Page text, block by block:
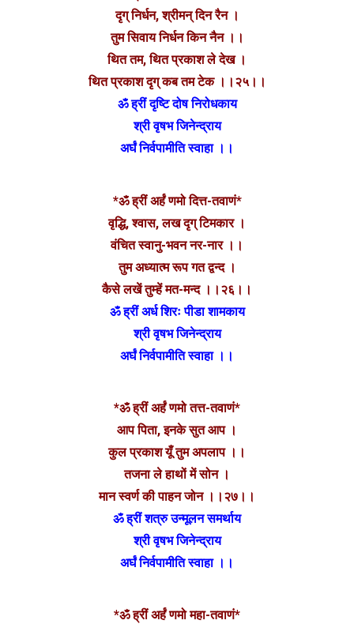
दृग् निर्धन, श्रीमन् दिन रैन ।
तुम सिवाय निर्धन किन नैन ।।
थित तम, थित प्रकाश ले देख ।
थित प्रकाश दृग् कब तम टेक ।।२५।।
ॐ ह्रीं दृष्टि दोष निरोधकाय
श्री वृषभ जिनेन्द्राय
अर्घं निर्वपामीति स्वाहा ।।
*ॐ ह्रीं अर्हं णमो दित्त-तवाणं*
वृद्धि, श्वास, लख दृग् टिमकार ।
वंचित स्वानु-भवन नर-नार ।।
तुम अध्यात्म रूप गत द्वन्द ।
कैसे लखें तुम्हें मत-मन्द ।।२६।।
ॐ ह्रीं अर्ध शिरः पीडा शामकाय
श्री वृषभ जिनेन्द्राय
अर्घं निर्वपामीति स्वाहा ।।
*ॐ ह्रीं अर्हं णमो तत्त-तवाणं*
आप पिता, इनके सुत आप ।
कुल प्रकाश यूँ तुम अपलाप ।।
तजना ले हाथों में सो‌न ।
मान स्वर्ण की पाहन जोन ।।२७।।
ॐ ह्रीं शत्रु उन्मूलन समर्थाय
श्री वृषभ जिनेन्द्राय
अर्घं निर्वपामीति स्वाहा ।।
*ॐ ह्रीं अर्हं णमो महा-तवाणं*